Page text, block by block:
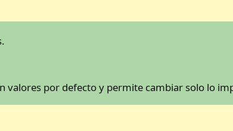
valores por defecto y permite cambiar solo lo